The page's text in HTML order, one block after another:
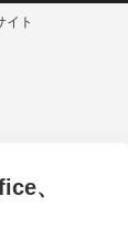
イト
、